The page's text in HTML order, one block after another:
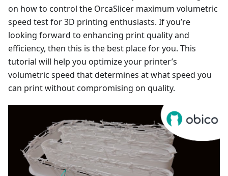
on how to control the OrcaSlicer maximum volumetric
speed test for 3D printing enthusiasts. If you’re
looking forward to enhancing print quality and
efficiency, then this is the best place for you. This
tutorial will help you optimize your printer’s
volumetric speed that determines at what speed you
can print without compromising on quality.